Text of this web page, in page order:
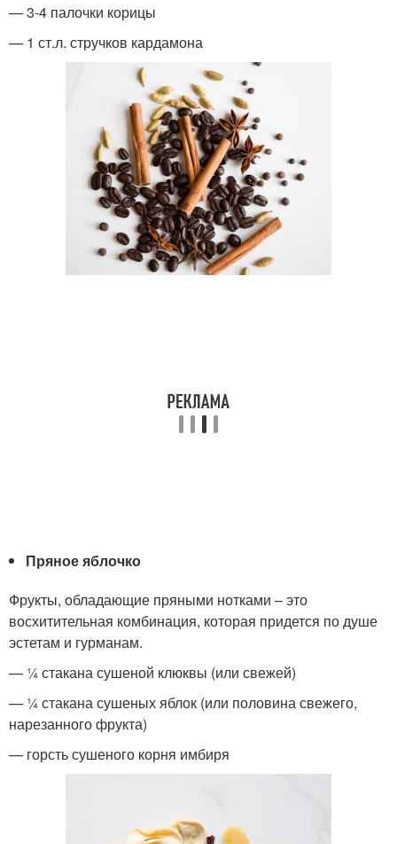
— 3-4 палочки корицы
— 1 ст.л. стручков кардамона
Пряное яблочко
Фрукты, обладающие пряными нотками – это
восхитительная комбинация, которая придется по душе
эстетам и гурманам.
— ¼ стакана сушеной клюквы (или свежей)
— ¼ стакана сушеных яблок (или половина свежего,
нарезанного фрукта)
— горсть сушеного корня имбиря